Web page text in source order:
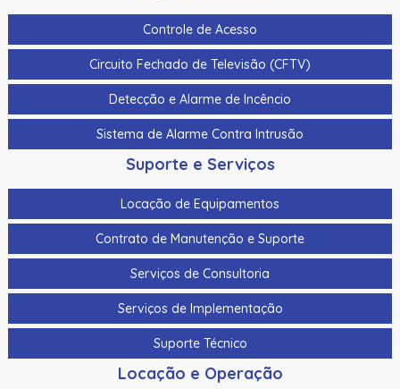
Controle de Acesso
Circuito Fechado de Televisão (CFTV)
Detecção e Alarme de Incêncio
Sistema de Alarme Contra Intrusão
Suporte e Serviços
Locação de Equipamentos
Contrato de Manutenção e Suporte
Serviços de Consultoria
Serviços de Implementação
Suporte Técnico
Locação e Operação